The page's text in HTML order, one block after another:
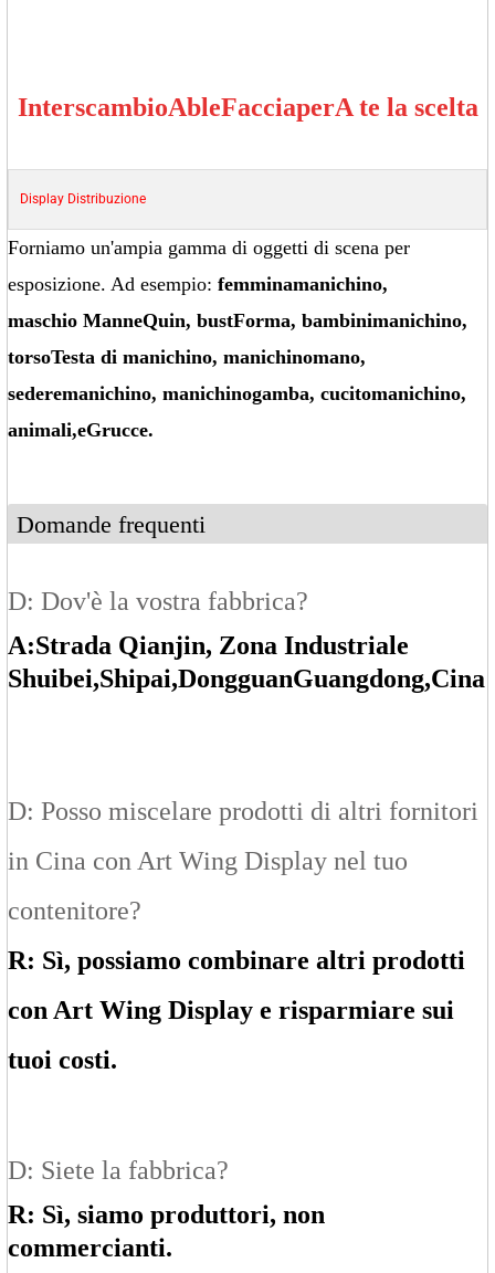
InterscambioAbleFacciaperA te la scelta
Display Distribuzione
Forniamo un'ampia gamma di oggetti di scena per
esposizione. Ad esempio: femminamanichino,
maschio ManneQuin, bustForma, bambinimanichino,
torsoTesta di manichino, manichinomano,
sederemanichino, manichinogamba, cucitomanichino,
animali,eGrucce.
Domande frequenti
D: Dov'è la vostra fabbrica?
A:Strada Qianjin, Zona Industriale
Shuibei,Shipai,DongguanGuangdong,Cina
D: Posso miscelare prodotti di altri fornitori
in Cina con Art Wing Display nel tuo
contenitore?
R: Sì, possiamo combinare altri prodotti
con Art Wing Display e risparmiare sui
tuoi costi.
D: Siete la fabbrica?
R: Sì, siamo produttori, non
commercianti.